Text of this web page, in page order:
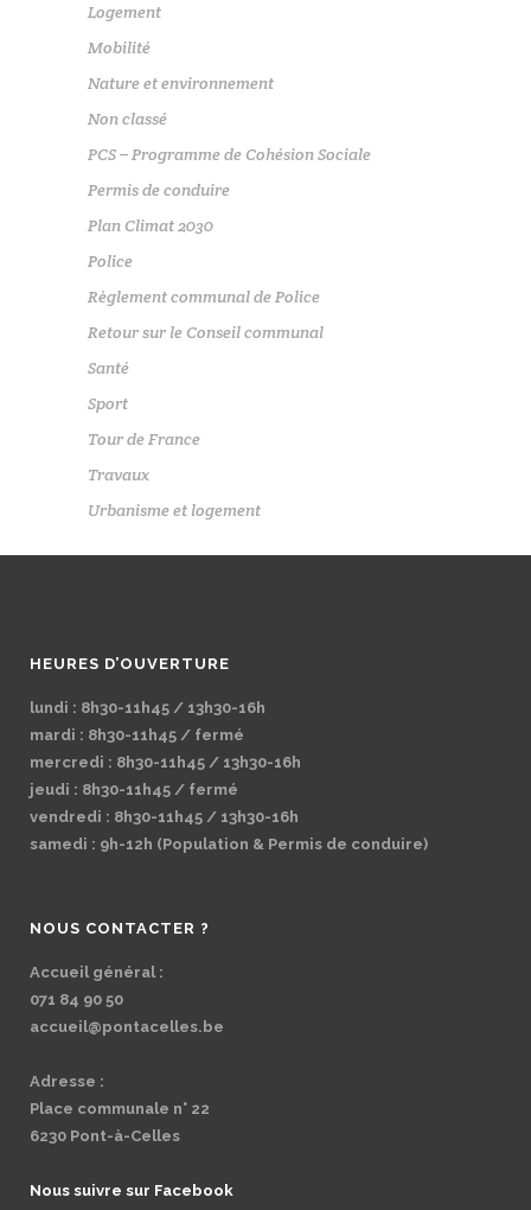
Logement
Mobilité
Nature et environnement
Non classé
PCS – Programme de Cohésion Sociale
Permis de conduire
Plan Climat 2030
Police
Règlement communal de Police
Retour sur le Conseil communal
Santé
Sport
Tour de France
Travaux
Urbanisme et logement
HEURES D’OUVERTURE
lundi : 8h30-11h45 / 13h30-16h
mardi : 8h30-11h45 / fermé
mercredi : 8h30-11h45 / 13h30-16h
jeudi : 8h30-11h45 / fermé
vendredi : 8h30-11h45 / 13h30-16h
samedi : 9h-12h (Population & Permis de conduire)
NOUS CONTACTER ?
Accueil général :
071 84 90 50
accueil@pontacelles.be
Adresse :
Place communale n° 22
6230 Pont-à-Celles
Nous suivre sur Facebook